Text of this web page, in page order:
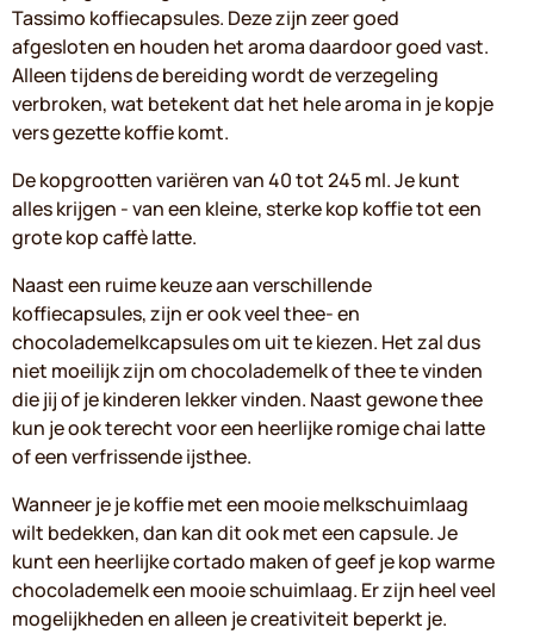
Tassimo koffiecapsules. Deze zijn zeer goed
afgesloten en houden het aroma daardoor goed vast.
Alleen tijdens de bereiding wordt de verzegeling
verbroken, wat betekent dat het hele aroma in je kopje
vers gezette koffie komt.
De kopgrootten variëren van 40 tot 245 ml. Je kunt
alles krijgen - van een kleine, sterke kop koffie tot een
grote kop caffè latte.
Naast een ruime keuze aan verschillende
koffiecapsules, zijn er ook veel thee- en
chocolademelkcapsules om uit te kiezen. Het zal dus
niet moeilijk zijn om chocolademelk of thee te vinden
die jij of je kinderen lekker vinden. Naast gewone thee
kun je ook terecht voor een heerlijke romige chai latte
of een verfrissende ijsthee.
Wanneer je je koffie met een mooie melkschuimlaag
wilt bedekken, dan kan dit ook met een capsule. Je
kunt een heerlijke cortado maken of geef je kop warme
chocolademelk een mooie schuimlaag. Er zijn heel veel
mogelijkheden en alleen je creativiteit beperkt je.